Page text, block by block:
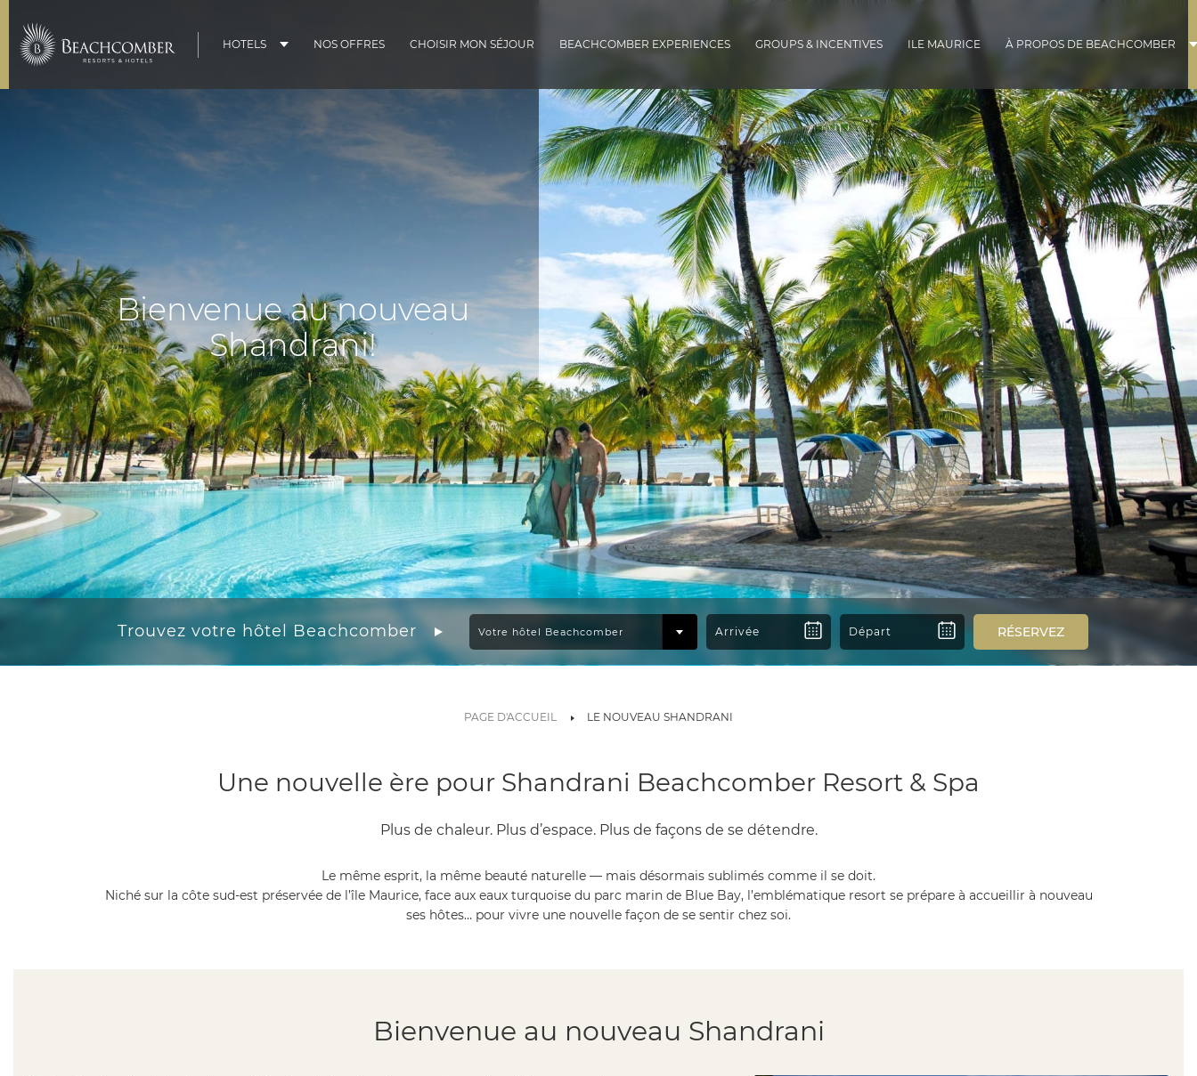
HOTELS NOS OFFRES CHOISIR MON SÉJOUR BEACHCOMBER EXPERIENCES GROUPS & INCENTIVES ILE MAURICE À PROPOS DE BEACHCOMBER
Bienvenue au nouveau
Shandrani!
Trouvez votre hôtel Beachcomber RÉSERVEZ
PAGE D'ACCUEIL LE NOUVEAU SHANDRANI
Une nouvelle ère pour Shandrani Beachcomber Resort & Spa
Plus de chaleur. Plus d’espace. Plus de façons de se détendre.
Le même esprit, la même beauté naturelle — mais désormais sublimés comme il se doit.
Niché sur la côte sud-est préservée de l’île Maurice, face aux eaux turquoise du parc marin de Blue Bay, l’emblématique resort se prépare à accueillir à nouveau
ses hôtes… pour vivre une nouvelle façon de se sentir chez soi.
Bienvenue au nouveau Shandrani